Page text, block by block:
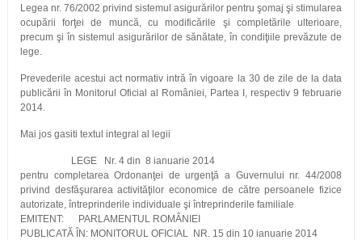
Legea nr. 76/2002 privind sistemul asigurărilor pentru şomaj şi stimularea
ocupării forţei de muncă, cu modificările şi completările ulterioare,
precum şi în sistemul asigurărilor de sănătate, în condiţiile prevăzute de
lege.
Prevederile acestui act normativ intră în vigoare la 30 de zile de la data
publicării în Monitorul Oficial al României, Partea I, respectiv 9 februarie
2014.
Mai jos gasiti textul integral al legii
LEGE Nr. 4 din 8 ianuarie 2014
pentru completarea Ordonanţei de urgenţă a Guvernului nr. 44/2008
privind desfăşurarea activităţilor economice de către persoanele fizice
autorizate, întreprinderile individuale şi întreprinderile familiale
EMITENT: PARLAMENTUL ROMÂNIEI
PUBLICATĂ ÎN: MONITORUL OFICIAL NR. 15 din 10 ianuarie 2014